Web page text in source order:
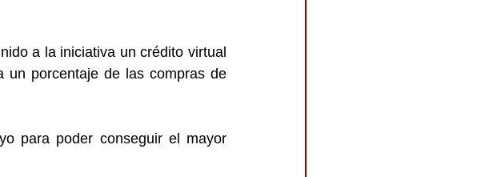
a la iniciativa un crédito virtual
un porcentaje de las compras de
para poder conseguir el mayor